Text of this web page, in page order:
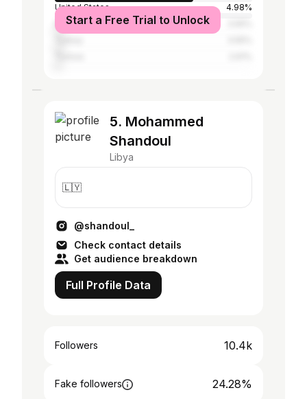
United States
4.98%
Egypt
Start a Free Trial to Unlock
5. Mohammed
Shandoul
Libya
🇱🇾
@shandoul_
Check contact details
Get audience breakdown
Full Profile Data
Followers 10.4k
Fake followers 24.28%